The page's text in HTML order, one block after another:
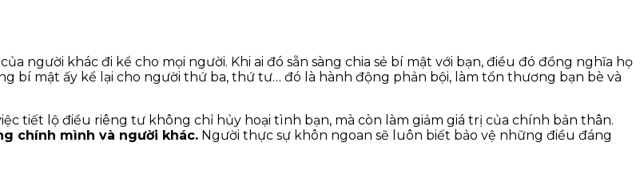
người khác đi kể cho mọi người. Khi ai đó sẵn sàng chia sẻ bí mật với bạn, điều đó đồng nghĩa họ
bí mật ấy kể lại cho người thứ ba, thứ tư… đó là hành động phản bội, làm tổn thương bạn bè và
tiết lộ điều riêng tư không chỉ hủy hoại tình bạn, mà còn làm giảm giá trị của chính bản thân.
chính mình và người khác. Người thực sự khôn ngoan sẽ luôn biết bảo vệ những điều đáng